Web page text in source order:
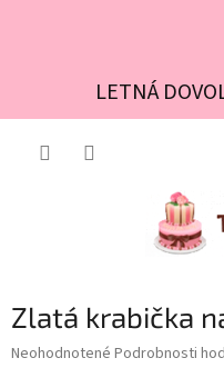
LETNÁ
Zlatá krabička
Priemerné
Neohodnotené Podrobnosti